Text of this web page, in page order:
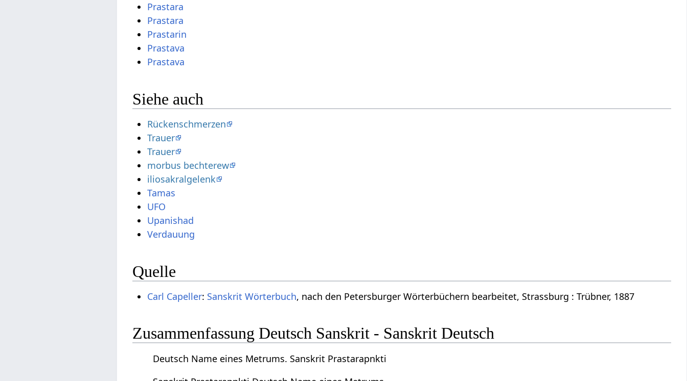
Prastara
Prastara
Prastarin
Prastava
Prastava
Siehe auch
Rückenschmerzen
Trauer
Trauer
morbus bechterew
iliosakralgelenk
Tamas
UFO
Upanishad
Verdauung
Quelle
Carl Capeller: Sanskrit Wörterbuch, nach den Petersburger Wörterbüchern bearbeitet, Strassburg : Trübner, 1887
Zusammenfassung Deutsch Sanskrit - Sanskrit Deutsch
Deutsch Name eines Metrums. Sanskrit Prastarapnkti